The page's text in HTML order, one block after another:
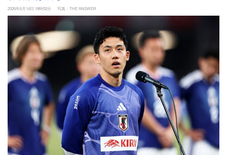
2026年6月14日 18時52分 写真：THE ANSWER